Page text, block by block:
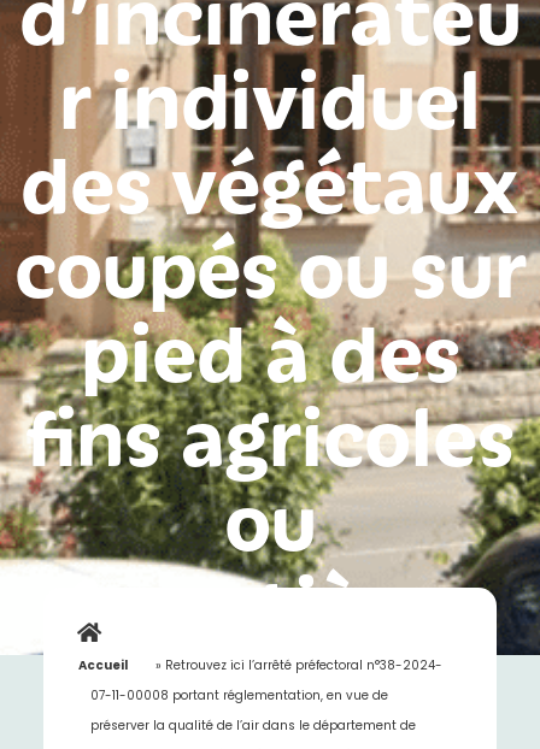
r individuel
des végétaux
coupés ou sur
pied à des
fins agricoles
ou
forestières
Accueil » Retrouvez ici l’arrêté préfectoral n°38-2024-
07-11-00008 portant réglementation, en vue de
préserver la qualité de l’air dans le département de